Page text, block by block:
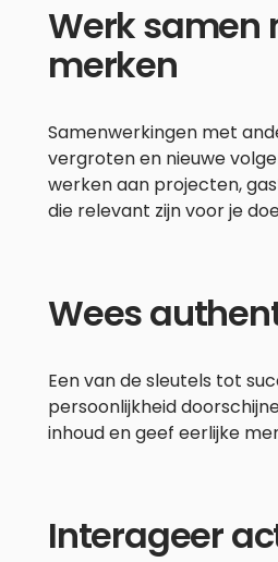
Werk samen
merken
Samenwerkingen met
vergroten en nieuwe
werken aan projecten,
die relevant zijn voor je
Wees
Een van de sleutels tot
persoonlijkheid
inhoud en geef eerlijke
Interageer